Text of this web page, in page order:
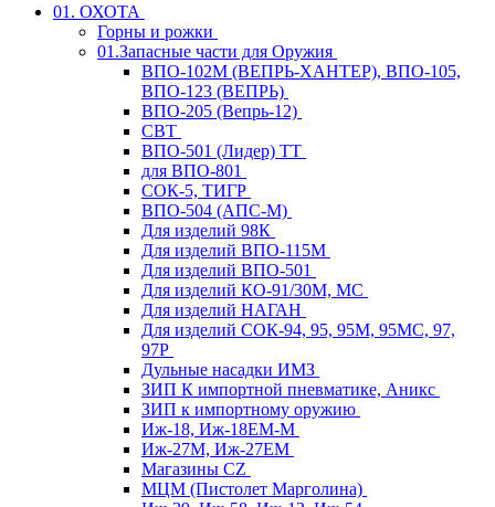
01. ОХОТА
Горны и рожки
01.Запасные части для Оружия
ВПО-102М (ВЕПРЬ-ХАНТЕР), ВПО-105,
ВПО-123 (ВЕПРЬ)
ВПО-205 (Вепрь-12)
СВТ
ВПО-501 (Лидер) ТТ
для ВПО-801
СОК-5, ТИГР
ВПО-504 (АПС-М)
Для изделий 98К
Для изделий ВПО-115М
Для изделий ВПО-501
Для изделий КО-91/30М, МС
Для изделий НАГАН
Для изделий СОК-94, 95, 95М, 95МС, 97,
97Р
Дульные насадки ИМЗ
ЗИП К импортной пневматике, Аникс
ЗИП к импортному оружию
Иж-18, Иж-18ЕМ-М
Иж-27М, Иж-27ЕМ
Магазины CZ
МЦМ (Пистолет Марголина)